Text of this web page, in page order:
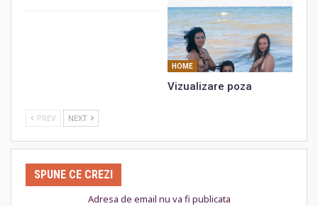
HOME
Vizualizare poza
PREV NEXT
SPUNE CE CREZI
Adresa de email nu va fi publicata